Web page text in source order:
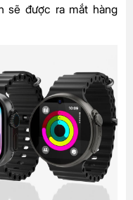
sẽ được ra mắt hàng